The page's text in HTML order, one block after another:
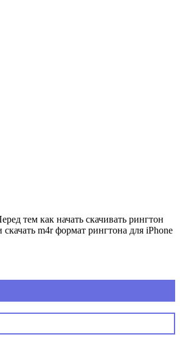
тем как начать скачивать рингтон
m4r формат рингтона для iPhone